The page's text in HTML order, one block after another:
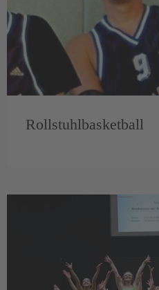
Rollstuhlbasketball